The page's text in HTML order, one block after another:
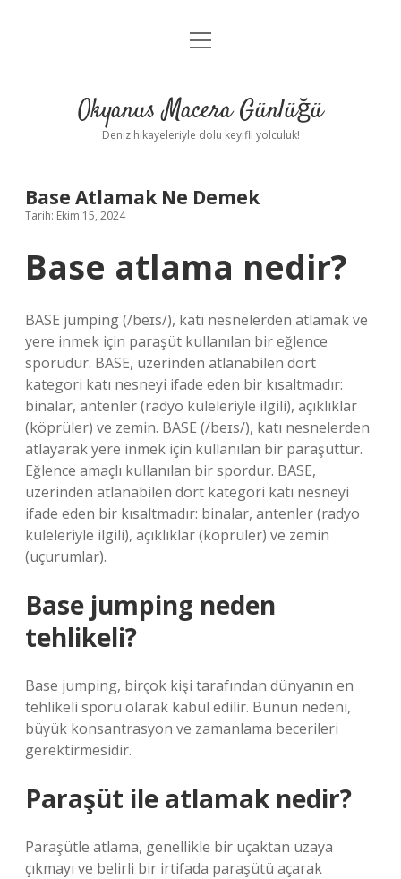
Anasayfa
Yasal Uyarı
menüyü
Okyanus Macera Günlüğü
Deniz hikayeleriyle dolu keyifli yolculuk!
Base Atlamak Ne Demek
Tarih: Ekim 15, 2024
Base atlama nedir?
BASE jumping (/beɪs/), katı nesnelerden atlamak ve
yere inmek için paraşüt kullanılan bir eğlence
sporudur. BASE, üzerinden atlanabilen dört
kategori katı nesneyi ifade eden bir kısaltmadır:
binalar, antenler (radyo kuleleriyle ilgili), açıklıklar
(köprüler) ve zemin. BASE (/beɪs/), katı nesnelerden
atlayarak yere inmek için kullanılan bir paraşüttür.
Eğlence amaçlı kullanılan bir spordur. BASE,
üzerinden atlanabilen dört kategori katı nesneyi
ifade eden bir kısaltmadır: binalar, antenler (radyo
kuleleriyle ilgili), açıklıklar (köprüler) ve zemin
(uçurumlar).
Base jumping neden
tehlikeli?
Base jumping, birçok kişi tarafından dünyanın en
tehlikeli sporu olarak kabul edilir. Bunun nedeni,
büyük konsantrasyon ve zamanlama becerileri
gerektirmesidir.
Paraşüt ile atlamak nedir?
Paraşütle atlama, genellikle bir uçaktan uzaya
çıkmayı ve belirli bir irtifada paraşütü açarak